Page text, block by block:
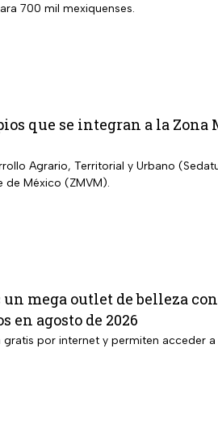
700 mil mexiquenses.
que se integran a la
Agrario, Territorial y Urbano
de México (ZMVM).
un mega outlet de belleza
en agosto de 2026
gratis por internet y permiten acceder